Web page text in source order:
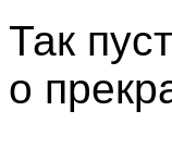
Так
о